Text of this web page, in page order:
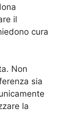
il
cura
Non
sia
la